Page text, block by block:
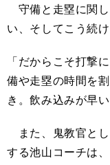
守備と走塁に関
い、そしてこう続け
「だからこそ打撃
備や走塁の時間を
き。飲み込みが早
また、鬼教官と
する池山コーチは